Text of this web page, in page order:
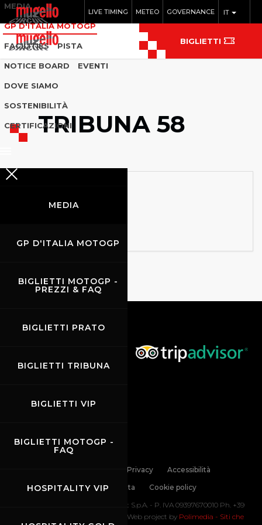
IT
LIVE TIMING METEO GOVERNANCE
MEDIA
GP D'ITALIA MOTOGP
FACILITIES PISTA
NOTICE BOARD EVENTI
DOVE SIAMO
SOSTENIBILITÀ
CERTIFICAZIONI
MEDIA
GP D'ITALIA MOTOGP
BIGLIETTI MOTOGP -
PREZZI & FAQ
BIGLIETTI PRATO
BIGLIETTI TRIBUNA
BIGLIETTI VIP
BIGLIETTI MOTOGP -
FAQ
HOSPITALITY VIP
BIGLIETTI
TRIBUNA 58
Privacy
Accessibilità
Codice di Condotta
Cookie policy
2026 Mugello Circuit S.p.A. - P. IVA 09397670010 Ph. +39
0558499111- All Rights Reserved | Web project by Polimedia - Siti che